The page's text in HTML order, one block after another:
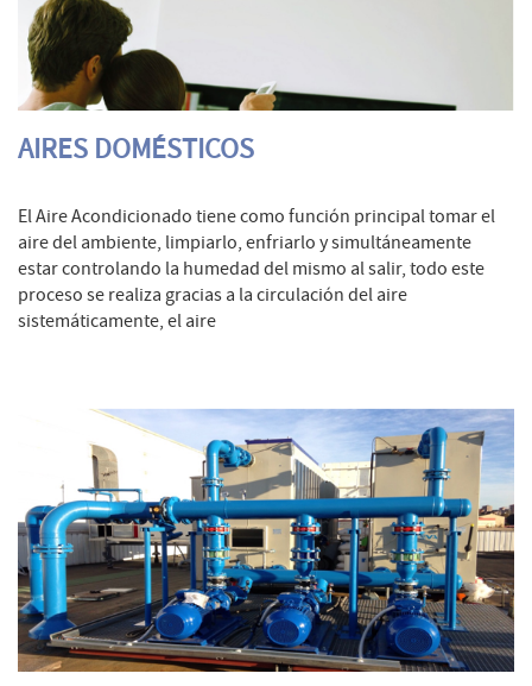
AIRES DOMÉSTICOS
El Aire Acondicionado tiene como función principal tomar el
aire del ambiente, limpiarlo, enfriarlo y simultáneamente
estar controlando la humedad del mismo al salir, todo este
proceso se realiza gracias a la circulación del aire
sistemáticamente, el aire